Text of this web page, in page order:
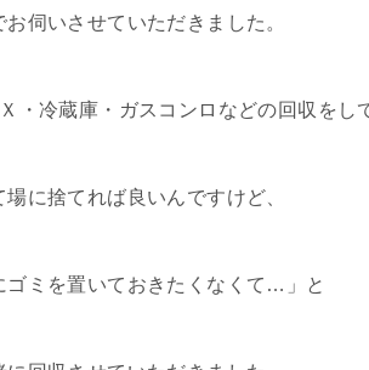
伺いさせていただきました。
・冷蔵庫・ガスコンロなどの回収をし
に捨てれば良いんですけど、
ミを置いておきたくなくて…」と